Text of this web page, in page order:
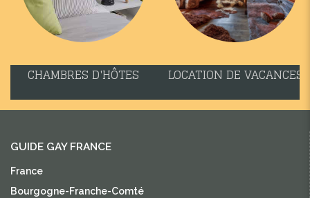
CHAMBRES D'HÔTES LOCATION DE VACANCES
GUIDE GAY FRANCE
France
Bourgogne-Franche-Comté